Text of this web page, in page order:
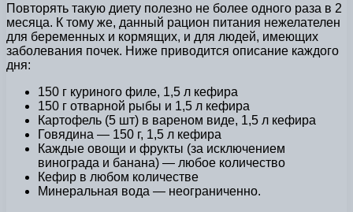
Повторять такую диету полезно не более одного раза в 2
месяца. К тому же, данный рацион питания нежелателен
для беременных и кормящих, и для людей, имеющих
заболевания почек. Ниже приводится описание каждого
дня:
150 г куриного филе, 1,5 л кефира
150 г отварной рыбы и 1,5 л кефира
Картофель (5 шт) в вареном виде, 1,5 л кефира
Говядина — 150 г, 1,5 л кефира
Каждые овощи и фрукты (за исключением
винограда и банана) — любое количество
Кефир в любом количестве
Минеральная вода — неограниченно.